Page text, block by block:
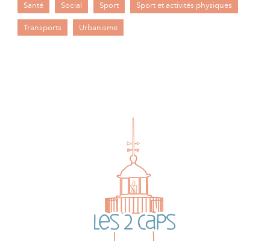
Santé Social Sport Sport et activités physiques
Transports Urbanisme